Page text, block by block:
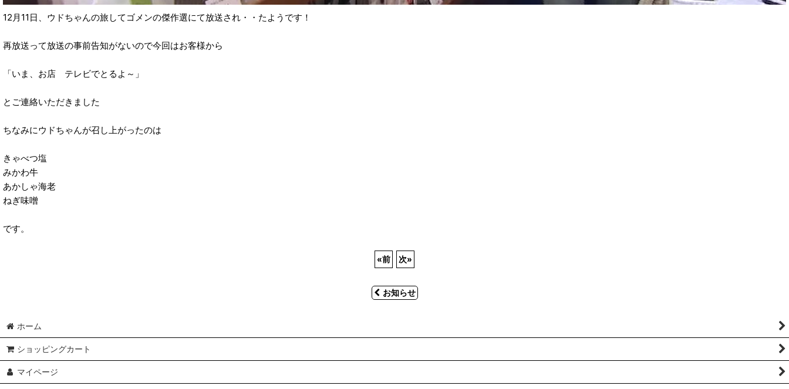
12月11日、ウドちゃんの旅してゴメンの傑作選にて放送され・・たようです！
再放送って放送の事前告知がないので今回はお客様から
「いま、お店 テレビでとるよ～」
とご連絡いただきました
ちなみにウドちゃんが召し上がったのは
きゃべつ塩
みかわ牛
あかしゃ海老
ねぎ味噌
です。
«前 次»
お知らせ
ホーム
ショッピングカート
マイページ